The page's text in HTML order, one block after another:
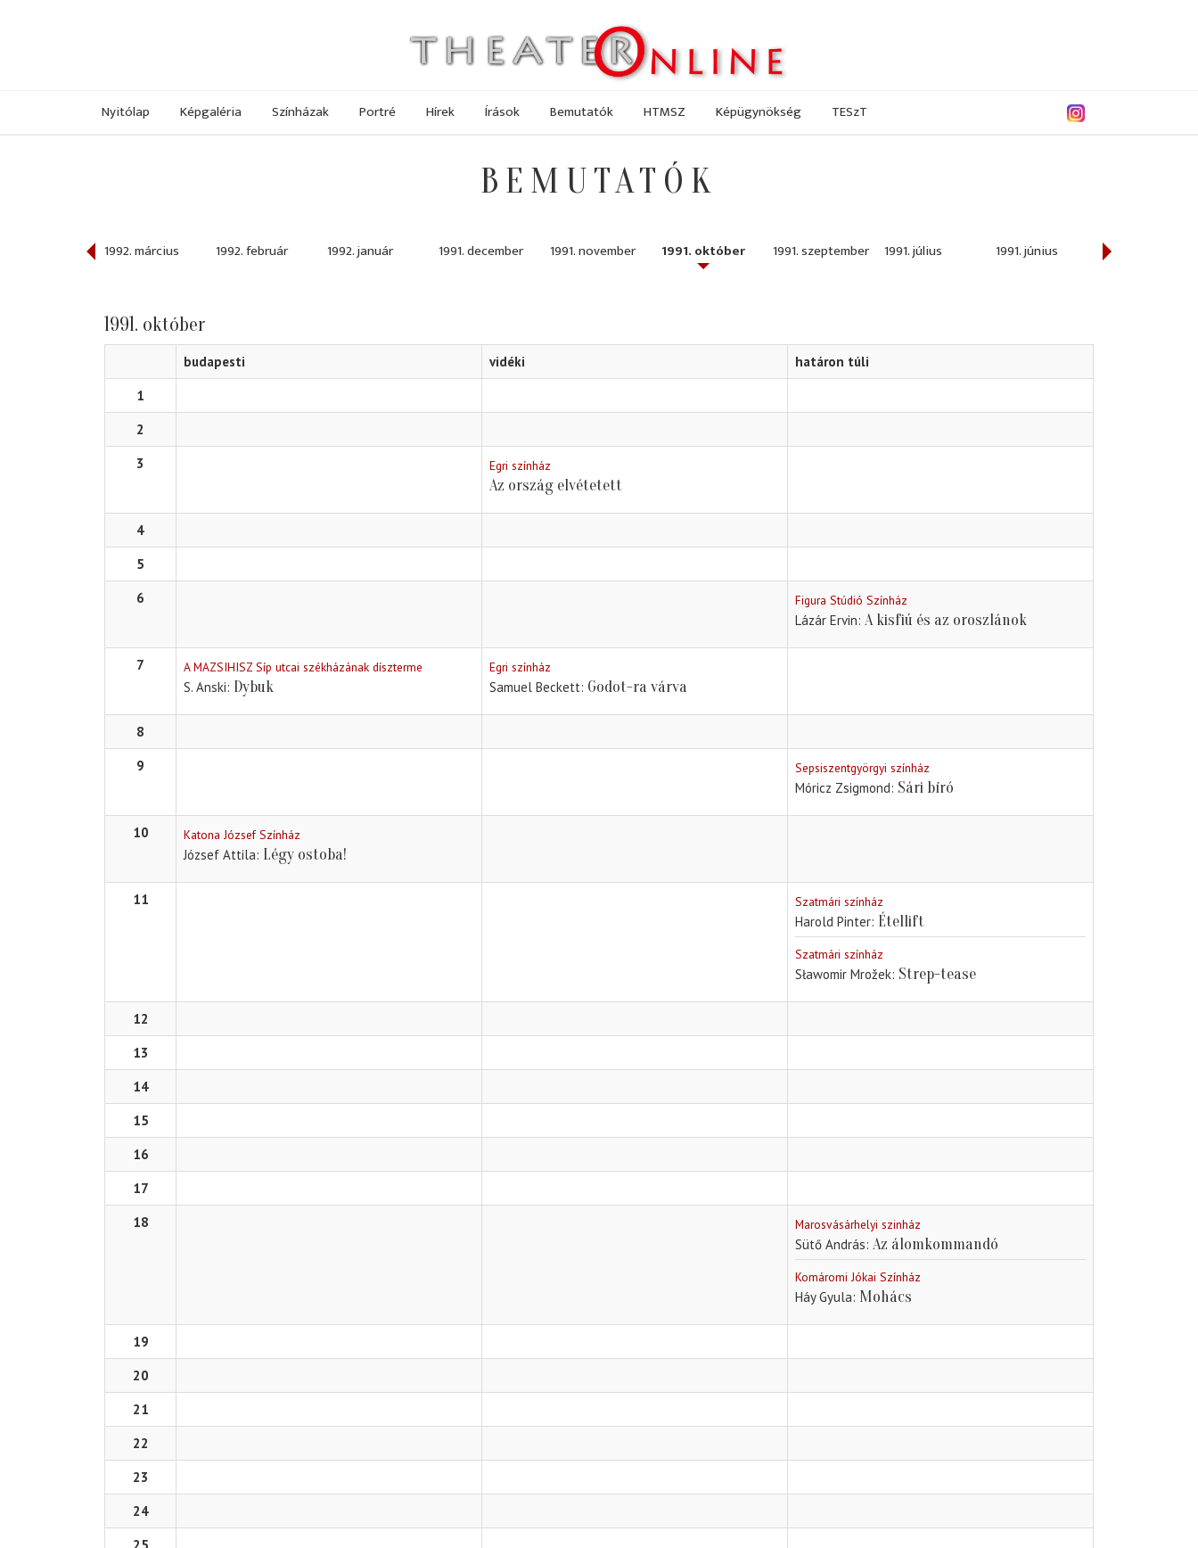
Nyitólap Képgaléria Színházak Portré Hírek Írások Bemutatók HTMSZ Képügynökség TESzT
BEMUTATÓK
1992. március 1992. február 1992. január 1991. december 1991. november 1991. október 1991. szeptember 1991. július 1991. június 1991. május
1991. október
budapesti vidéki
határon túli
1
2
3
Egri színház
Az ország elvétetett
4
5
6
Figura Stúdió Színház
Lázár Ervin A kisfiú és az oroszlánok
7 A MAZSIHISZ Síp utcai székházának díszterme
S. Anski Dybuk
Egri színház
Samuel Beckett Godot-ra várva
8
9
Sepsiszentgyörgyi színház
Móricz Zsigmond Sári bíró
10 Katona József Színház
József Attila Légy ostoba!
11 Szatmári színház
Harold Pinter Étellift
Szatmári színház
Sławomir Mrožek Strep-tease
12
13
14
15
16
17
18
Marosvásárhelyi szinház
Sütő András Az álomkommandó
Komáromi Jókai Színház
Háy Gyula Mohács
19
20
21
22
23
24